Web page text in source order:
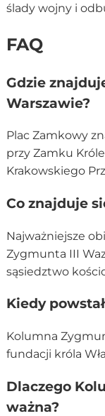
ślady wojny i
FAQ
Gdzie
Warszawie?
Plac Zamkowy
przy Zamku
Krakowskiego
Co znajduje
Najważniejsze
Zygmunta III
sąsiedztwo
Kiedy
Kolumna
fundacji króla
Dlaczego
ważna?